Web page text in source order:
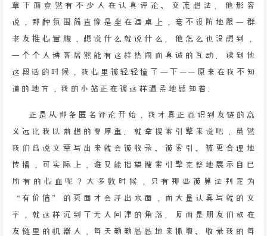
章下面竟然有不少人在认真评论、交流想法。他形容
说，那种氛围简直像是坐在酒桌上，毫不设防地跟一群
老友推心置腹，想说什么就说什么。他怎么也没想到，
一个个人博客居然能有这样热闹而真诚的互动。读到他
这段话的时候，我心里被轻轻撞了一下——原来在我不知
道的地方，我的小站正在被这样温柔地感知着。
正是从那条匿名评论开始，我才真正意识到友链的意
义远比我以前想的要厚重。就拿搜索引擎来说吧，虽然
我们总说文章写出来就会被收录、被索引、被更合理地
传播，可实际上，谁又能指望搜索引擎完整地展示自己
所有的心血呢？大多数时候，只有那些被算法判定为
“有价值”的页面才会浮出水面，而大量认真写就的文
字，就这样沉到了无人问津的角落。反而是朋友们放在
友链里的机器人，每天勤勤恳恳地来抓取、收录我的每